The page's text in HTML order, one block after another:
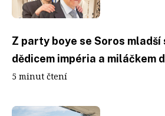
Z party boye se Soros mladší
dědicem impéria a miláčkem
5 minut čtení